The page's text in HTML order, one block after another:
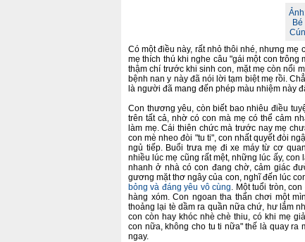
Bé
Cún
Có một điều này, rất nhỏ thôi nhé, nhưng mẹ
mẹ thích thú khi nghe câu "gái một con trông
thậm chí trước khi sinh con, mặt mẹ còn nổi
bệnh nan y này đã nói lời tạm biệt mẹ rồi.
là người đã mang đến phép màu nhiệm này
Con thương yêu, còn biết bao nhiêu điều
trên tất cả, nhờ có con mà mẹ có thể cảm
làm mẹ. Cái thiên chức mà trước nay mẹ
con mè nheo đòi "tu ti", con nhất quyết đòi
ngủ tiếp. Buổi trưa mẹ đi xe máy từ cơ
nhiều lúc mẹ cũng rất mệt, những lúc ấy,
nhanh ở nhà có con đang chờ, cảm giác
gương mặt thơ ngây của con, nghĩ đến lúc
bỏng và đáng yêu vô cùng. Một tuổi tròn,
hàng xóm. Con ngoan tha thẩn chơi một
thoảng lại tè dầm ra quần nữa chứ, hư lắm
con còn hay khóc nhè chè thiu, có khi mẹ
con nữa, không cho tu ti nữa" thế là quay ra
ngay.